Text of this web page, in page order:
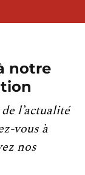
notre
l’actualité
vous à
nos